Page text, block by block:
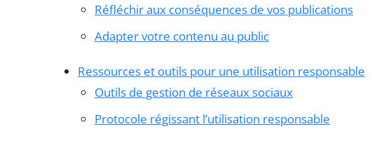
Réfléchir aux conséquences de vos publications
Adapter votre contenu au public
Ressources et outils pour une utilisation responsable
Outils de gestion de réseaux sociaux
Protocole régissant l’utilisation responsable